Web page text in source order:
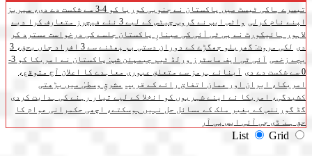
تیسرے ہاکی ٹیسٹ میں پاکستان نے جنوبی کوریا کو 4-3 سے شکست دے دی، سیریز
اپنے نام کرلی واٹس ایپ نے گروپ چیٹس کے لیے 3 نئے فیچرز متعارف کرا دیے
لاہور ہائیکورٹ نے پی ٹی آئی کی مینارِ پاکستان جلسے کی درخواست مسترد کر
دی
لکی مروت: گھریلو جھگڑے کے دوران دستی بم پھٹنے سے 3 افراد جاں بحق، 3
بچے زخمی
آئی ٹی ایف ماسٹرز ورلڈ ٹیم چیمپئن شپ: پاکستان نے امریکا کو 3-
0 سے شکست دے دی
آبنائے ہرمز سے متعلق عبوری معاہدے کا اعلان آج متوقع،
امریکا، ایران اور عمان اتفاق رائے کے قریب مشرقِ وسطیٰ میں بڑھتی
کشیدگی، امریکا نے اپنے شہریوں کو انخلا کے لیے تیار رہنے کی ہدایت کردی
گڈ گورننس کے بغیر ملک کے مسائل حل نہیں ہوسکتے، اچھی حکمرانی عوام کا
حق ہے: ڈی جی آئی ایس پی آر
List Grid